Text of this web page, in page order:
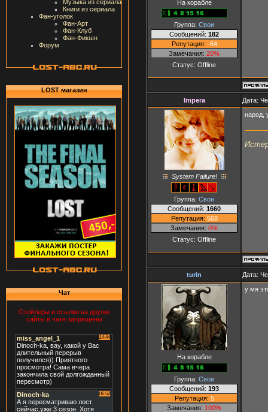
Музыка из сериала
Книги из сериала
Фан-уголок
Фан-Арт
Фан-Клуб
Фан-Фикшн
Форум
LOST магазин
Чат
Спойлеры и ссылки на другие
сайты в чате запрещены
На корабле
Группа: Свои
Сообщений: 182
Репутация: -64
Замечания: 20%
Статус: Offline
Impera Дата:
System Failure!
Группа: Свои
Сообщений: 1660
Репутация: 568
Замечания: 0%
Статус: Offline
народ,
turin Дата:
На корабле
Группа: Свои
Сообщений: 193
Репутация: 5
Замечания: 100%
у мя